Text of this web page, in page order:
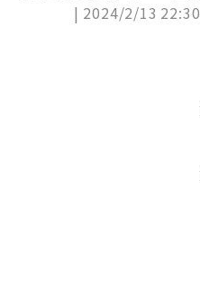
| 2024/2/13